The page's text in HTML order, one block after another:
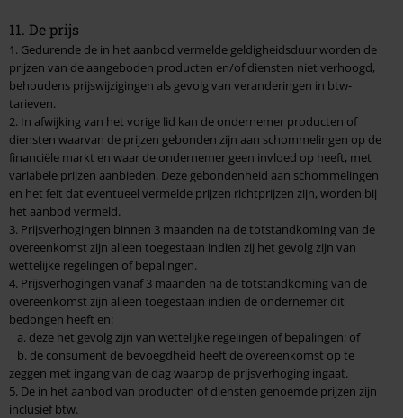
11. De prijs
1. Gedurende de in het aanbod vermelde geldigheidsduur worden de
prijzen van de aangeboden producten en/of diensten niet verhoogd,
behoudens prijswijzigingen als gevolg van veranderingen in btw-
tarieven.
2. In afwijking van het vorige lid kan de ondernemer producten of
diensten waarvan de prijzen gebonden zijn aan schommelingen op de
financiële markt en waar de ondernemer geen invloed op heeft, met
variabele prijzen aanbieden. Deze gebondenheid aan schommelingen
en het feit dat eventueel vermelde prijzen richtprijzen zijn, worden bij
het aanbod vermeld.
3. Prijsverhogingen binnen 3 maanden na de totstandkoming van de
overeenkomst zijn alleen toegestaan indien zij het gevolg zijn van
wettelijke regelingen of bepalingen.
4. Prijsverhogingen vanaf 3 maanden na de totstandkoming van de
overeenkomst zijn alleen toegestaan indien de ondernemer dit
bedongen heeft en:
a. deze het gevolg zijn van wettelijke regelingen of bepalingen; of
b. de consument de bevoegdheid heeft de overeenkomst op te
zeggen met ingang van de dag waarop de prijsverhoging ingaat.
5. De in het aanbod van producten of diensten genoemde prijzen zijn
inclusief btw.